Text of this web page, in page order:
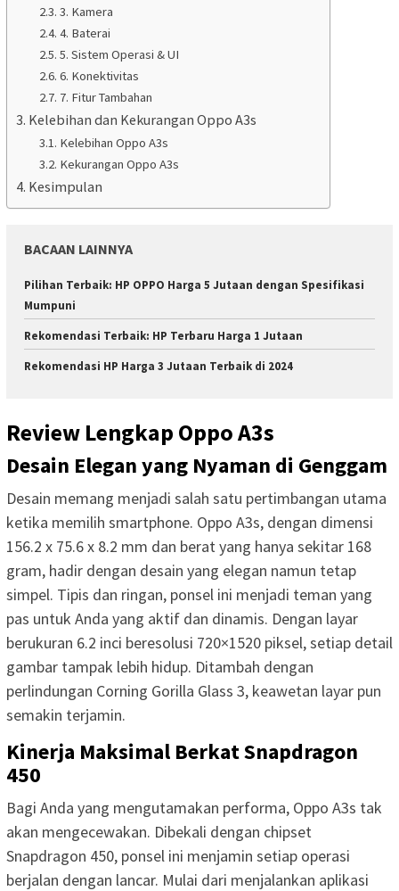
3. Kamera
4. Baterai
5. Sistem Operasi & UI
6. Konektivitas
7. Fitur Tambahan
Kelebihan dan Kekurangan Oppo A3s
Kelebihan Oppo A3s
Kekurangan Oppo A3s
Kesimpulan
BACAAN LAINNYA
Pilihan Terbaik: HP OPPO Harga 5 Jutaan dengan Spesifikasi
Mumpuni
Rekomendasi Terbaik: HP Terbaru Harga 1 Jutaan
Rekomendasi HP Harga 3 Jutaan Terbaik di 2024
Review Lengkap Oppo A3s
Desain Elegan yang Nyaman di Genggam
Desain memang menjadi salah satu pertimbangan utama
ketika memilih smartphone. Oppo A3s, dengan dimensi
156.2 x 75.6 x 8.2 mm dan berat yang hanya sekitar 168
gram, hadir dengan desain yang elegan namun tetap
simpel. Tipis dan ringan, ponsel ini menjadi teman yang
pas untuk Anda yang aktif dan dinamis. Dengan layar
berukuran 6.2 inci beresolusi 720×1520 piksel, setiap detail
gambar tampak lebih hidup. Ditambah dengan
perlindungan Corning Gorilla Glass 3, keawetan layar pun
semakin terjamin.
Kinerja Maksimal Berkat Snapdragon
450
Bagi Anda yang mengutamakan performa, Oppo A3s tak
akan mengecewakan. Dibekali dengan chipset
Snapdragon 450, ponsel ini menjamin setiap operasi
berjalan dengan lancar. Mulai dari menjalankan aplikasi